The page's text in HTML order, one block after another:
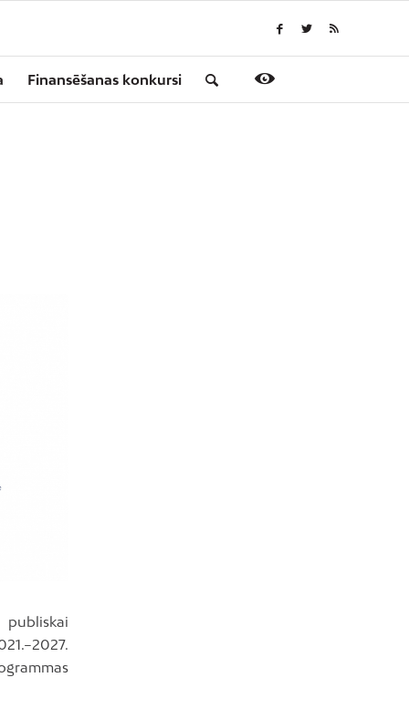
Finansēšanas konkursi